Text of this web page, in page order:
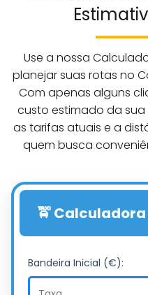
Use a nossa
planejar suas rotas no
Com apenas alguns
custo estimado da
as tarifas atuais e a
quem busca
🚖
Bandeira Inicial (€):